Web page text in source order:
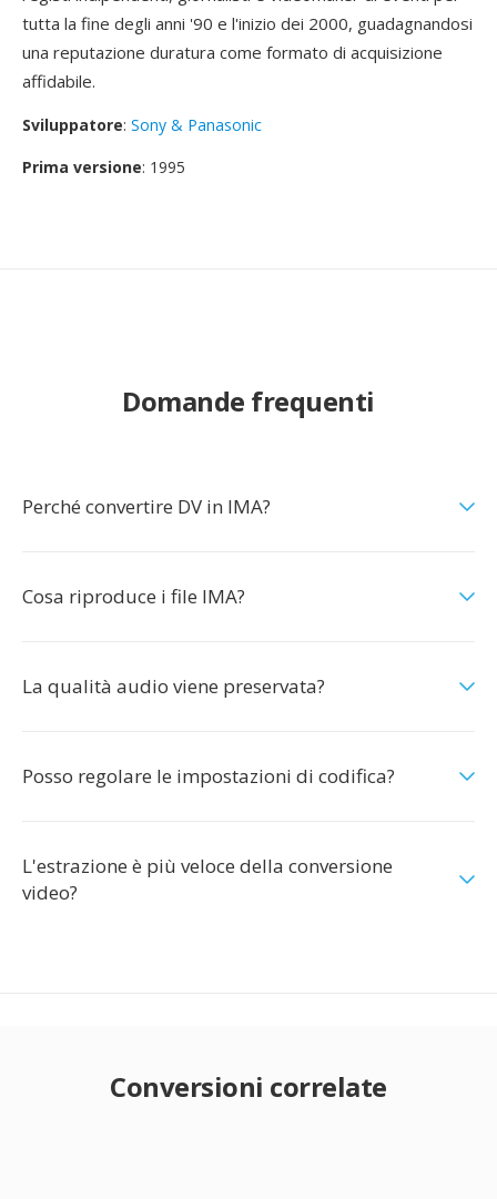
tutta la fine degli anni '90 e l'inizio dei 2000, guadagnandosi
una reputazione duratura come formato di acquisizione
affidabile.
Sviluppatore: Sony & Panasonic
Prima versione: 1995
Domande frequenti
Perché convertire DV in IMA?
Cosa riproduce i file IMA?
La qualità audio viene preservata?
Posso regolare le impostazioni di codifica?
L'estrazione è più veloce della conversione
video?
Conversioni correlate